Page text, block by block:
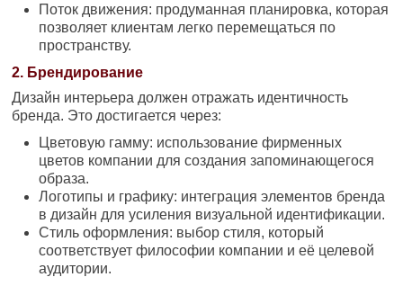
Поток движения: продуманная планировка, которая
позволяет клиентам легко перемещаться по
пространству.
2. Брендирование
Дизайн интерьера должен отражать идентичность
бренда. Это достигается через:
Цветовую гамму: использование фирменных
цветов компании для создания запоминающегося
образа.
Логотипы и графику: интеграция элементов бренда
в дизайн для усиления визуальной идентификации.
Стиль оформления: выбор стиля, который
соответствует философии компании и её целевой
аудитории.